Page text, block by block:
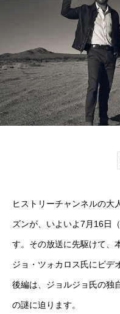
ヒストリーチャンネルの大
ズンが、いよいよ7月16日
す。その放送に先駆けて、
ジョ・ツォカロス氏にビデ
後編は、ジョルジョ氏の独
の謎に迫ります。